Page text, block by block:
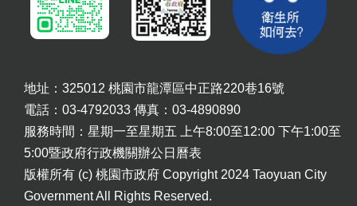
訊
公
回
首
頁
地址：325012 桃園市龍潭區中正路220巷16號
電話：03-4792033 傳真：03-4890890
服務時間：星期一至星期五 上午8:00至12:00 下午1:00至
5:00暨政府行政機關辦公日曆表
版權所有 (c) 桃園市政府 Copyright 2024 Taoyuan City
Government All Rights Reserved.